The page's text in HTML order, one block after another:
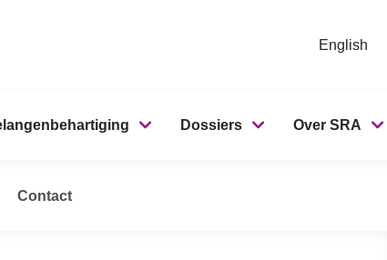
English
Dossiers Over SRA
bij onderwijsinstellingen
bij
Contact